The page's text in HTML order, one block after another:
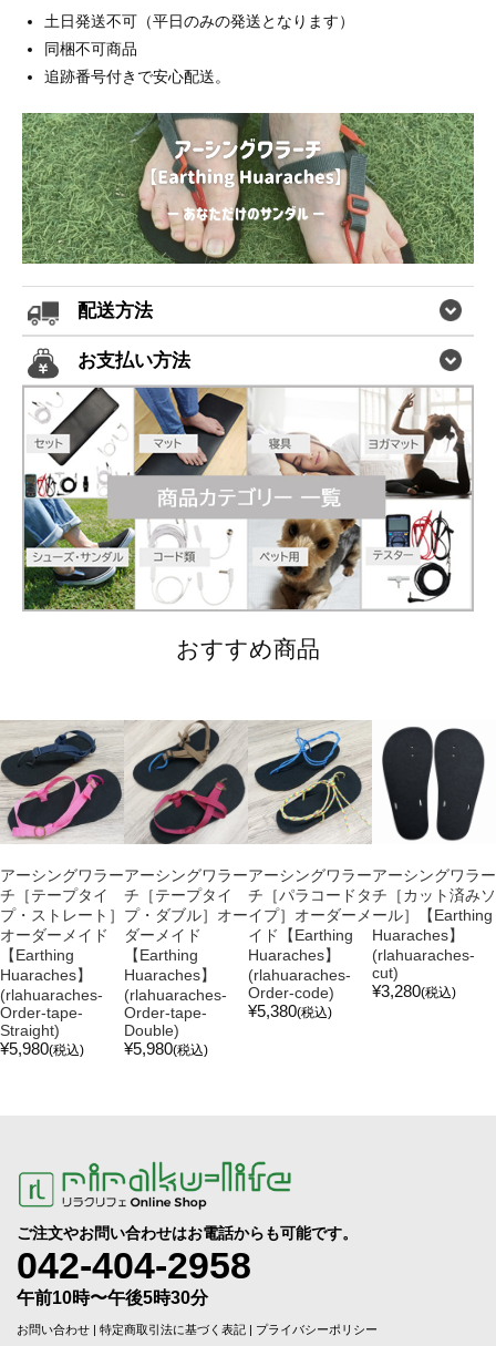
土日発送不可（平日のみの発送となります）
同梱不可商品
追跡番号付きで安心配送。
配送方法
お支払い方法
おすすめ商品
アーシングワラー
チ［テープタイ
プ・ストレート］
オーダーメイド
【Earthing
Huaraches】
(rlahuaraches-
Order-tape-
Straight)
¥5,980(税込)
アーシングワラー
チ［テープタイ
プ・ダブル］オー
ダーメイド
【Earthing
Huaraches】
(rlahuaraches-
Order-tape-
Double)
¥5,980(税込)
アーシングワラー
チ［パラコードタ
イプ］オーダーメ
イド【Earthing
Huaraches】
(rlahuaraches-
Order-code)
¥5,380(税込)
アーシングワラー
チ［カット済みソ
ール］【Earthing
Huaraches】
(rlahuaraches-
cut)
¥3,280(税込)
ご注文やお問い合わせはお電話からも可能です。
042-404-2958
午前10時〜午後5時30分
お問い合わせ| 特定商取引法に基づく表記| プライバシーポリシー